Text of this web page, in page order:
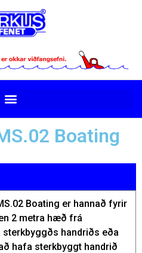
Boating
Boating er hannað fyrir
2 metra hæð frá
handriðs eða
hafa sterkbyggt handrið